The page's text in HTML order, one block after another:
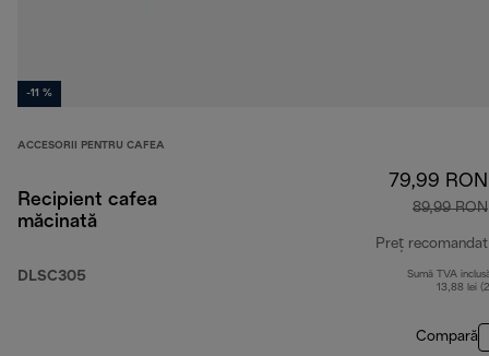
-11 %
ACCESORII PENTRU CAFEA
Recipient cafea
măcinată
DLSC305
79,99 RON
89,99 RON
Preț recomandat
Sumă TVA
13,88 lei
Compară